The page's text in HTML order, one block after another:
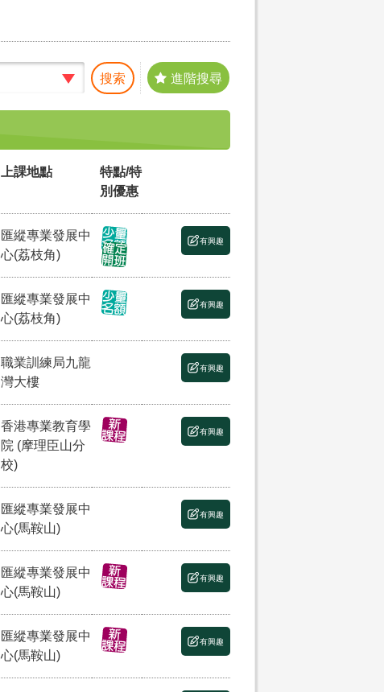
搜索 進階搜尋
上課地點
特點/特
別優惠
匯縱專業發展中
心(荔枝角)
有興趣
匯縱專業發展中
心(荔枝角)
有興趣
職業訓練局九龍
灣大樓
有興趣
香港專業教育學
院 (摩理臣山分
校)
有興趣
匯縱專業發展中
心(馬鞍山)
有興趣
匯縱專業發展中
心(馬鞍山)
有興趣
匯縱專業發展中
心(馬鞍山)
有興趣